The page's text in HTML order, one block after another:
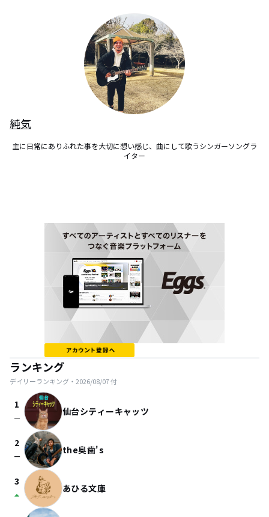
純気
主に日常にありふれた事を大切に想い感じ、曲にして歌うシンガーソングラ
イター
ランキング
デイリーランキング・ 2026/08/07付
1
check_indeterminate_small 仙台シティーキャッツ
2
check_indeterminate_small the奥歯's
3
arrow_drop_up あひる文庫